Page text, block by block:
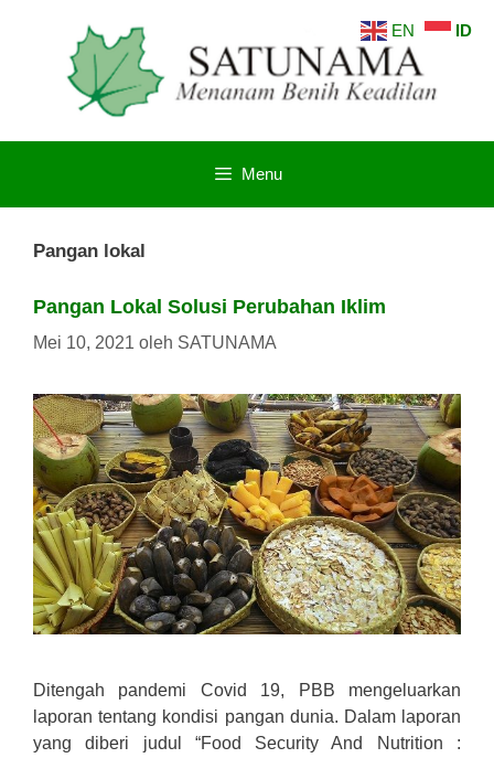
Menu
Pangan lokal
Pangan Lokal Solusi Perubahan Iklim
Mei 10, 2021 oleh SATUNAMA
Ditengah pandemi Covid 19, PBB mengeluarkan
laporan tentang kondisi pangan dunia. Dalam laporan
yang diberi judul “Food Security And Nutrition :
EN ID